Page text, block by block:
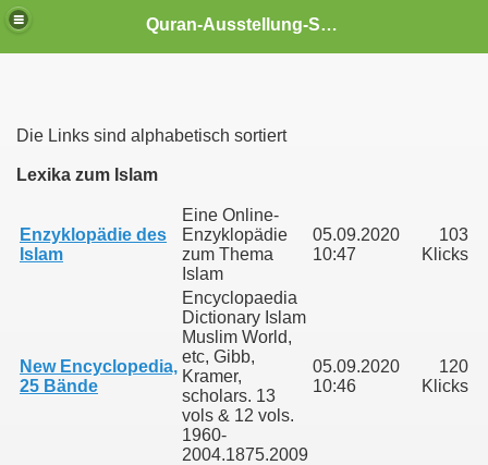
Quran-Ausstellung-Schwerin
Die Links sind alphabetisch sortiert
Lexika zum Islam
Enzyklopädie des
Islam
Eine Online-
Enzyklopädie
zum Thema
Islam
05.09.2020
10:47
103
Klicks
New Encyclopedia,
25 Bände
Encyclopaedia
Dictionary Islam
Muslim World,
etc, Gibb,
Kramer,
scholars. 13
vols & 12 vols.
1960-
2004.1875.2009
05.09.2020
10:46
120
Klicks